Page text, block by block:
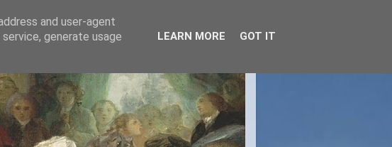
and user-agent
generate usage
LEARN MORE GOT IT